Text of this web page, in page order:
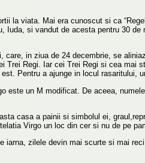
la viata. Mai era cunoscut si ca
Iuda, si vandut de acesta pentru 30
in ziua de 24 decembrie, se
Trei Regi. Iar cei Trei Regi si cea mai
Pentru a ajunge in locul rasaritului,
este un M modificat. De aceea,
casa a painii si simbolul ei,
Virgo un loc din cer si nu de pe
iarna, zilele devin mai scurte si mai